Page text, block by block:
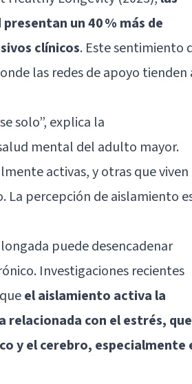
un 40 % más de
clínicos. Este sentimiento
las redes de apoyo tienden
solo”, explica la
mental del adulto mayor.
activas, y otras que viven
percepción de aislamiento
puede desencadenar
Investigaciones recientes
el aislamiento activa la
con el estrés, que
y el cerebro, especialmente